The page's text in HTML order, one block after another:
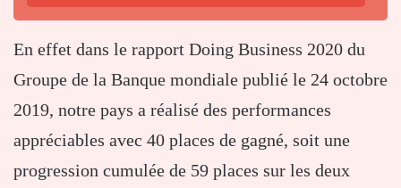
En effet dans le rapport Doing Business 2020 du
Groupe de la Banque mondiale publié le 24 octobre
2019, notre pays a réalisé des performances
appréciables avec 40 places de gagné, soit une
progression cumulée de 59 places sur les deux